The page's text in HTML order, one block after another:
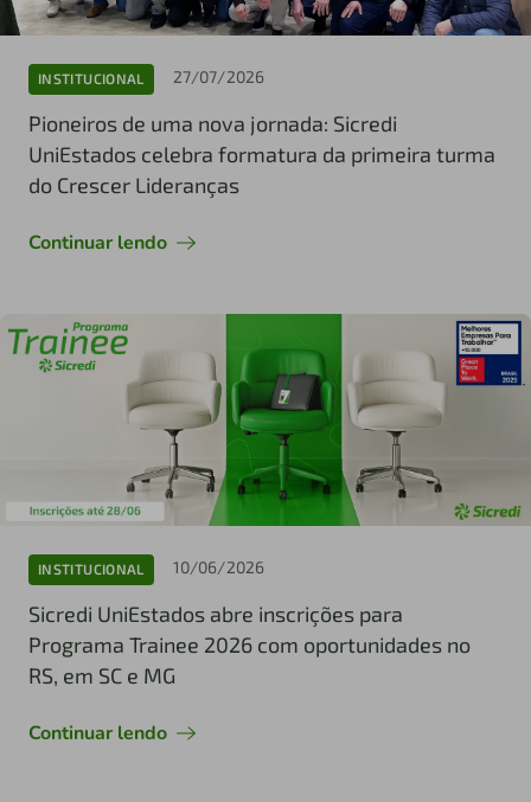
INSTITUCIONAL 27/07/2026
Pioneiros de uma nova jornada: Sicredi
UniEstados celebra formatura da primeira turma
do Crescer Lideranças
Continuar lendo
INSTITUCIONAL 10/06/2026
Sicredi UniEstados abre inscrições para
Programa Trainee 2026 com oportunidades no
RS, em SC e MG
Continuar lendo